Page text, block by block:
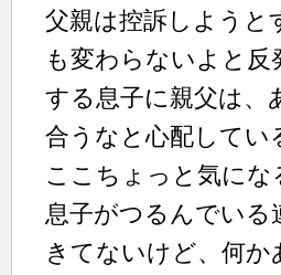
父親は控訴しようと
も変わらないよと反
する息子に親父は、
合うなと心配してい
ここちょっと気にな
息子がつるんでいる
きてないけど、何か